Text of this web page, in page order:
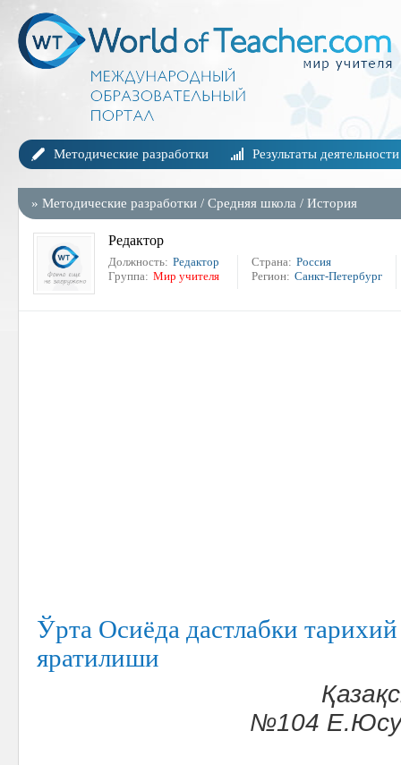
Методические разработки Результаты деятельности
» Методические разработки / Средняя школа / История
Редактор
Должность: Редактор
Группа: Мир учителя
Страна: Россия
Регион: Санкт-Петербург
Ўрта Осиёда дастлабки
яратилиши
№104